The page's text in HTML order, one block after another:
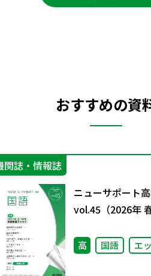
おすすめの資
関誌・情報誌
ニューサポート高
vol.45（2026年 春
高 国語 エ